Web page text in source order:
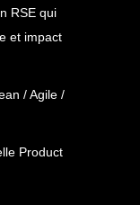
RSE qui
et impact
/ Agile /
Product